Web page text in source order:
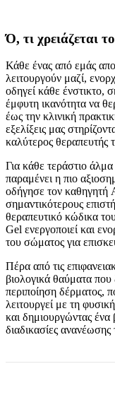
Ό, τι χρειάζεται
Κάθε ένας από εμάς
λειτουργούν μαζί,
οδηγεί κάθε ένστικτο,
έμφυτη ικανότητα να
έως την κλινική
εξελίξεις μας
καλύτερος θεραπευτής
Για κάθε τεράστιο
παραμένει η πιο
οδήγησε τον καθηγητή
σημαντικότερους
θεραπευτικό κώδικα
Gel ενεργοποιεί και
του σώματος για
Πέρα από τις
βιολογικά θαύματα
περιποίηση δέρματος,
λειτουργεί με τη
και δημιουργώντας ένα
διαδικασίες